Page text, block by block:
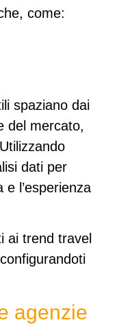
come:
spaziano dai
del mercato,
dati per
l’esperienza
ai trend travel
agenzie